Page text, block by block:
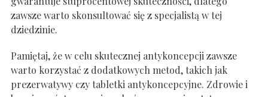
zawsze warto skonsultować się z specjalistą w tej
dziedzinie.
Pamiętaj, że w celu skutecznej antykoncepcji zawsze
warto korzystać z dodatkowych metod, takich jak
prezerwatywy czy tabletki antykoncepcyjne. Zdrowie i